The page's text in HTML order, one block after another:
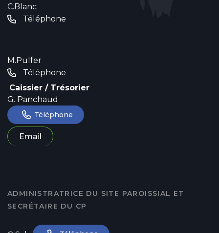
C.Blanc
Téléphone
M.Pulfer
Téléphone
Caissier / Trésorier
G. Panchaud
Téléphone
Email
ADMINISTRATRICE DU SITE PAROISSIAL ET
SECRÉTAIRE DU CP